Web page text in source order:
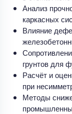
Анализ
каркасных
Влияние
грунтов для
Расчёт и
при
Методы